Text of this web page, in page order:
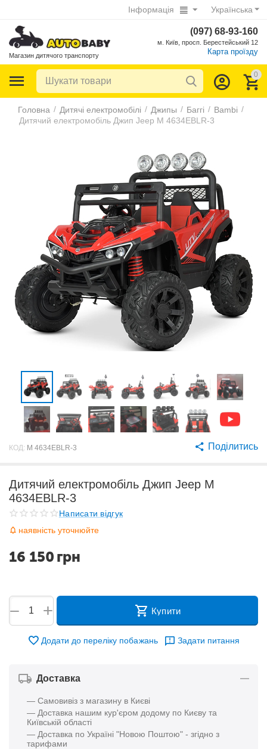
Українська
Інформація
Магазин дитячого транспорту
(097) 68-93-160
м. Київ, просп. Берестейський 12
Карта проїзду
0
Головна / Дитячі електромобілі / Джипы / Баггі / Bambi /
Дитячий електромобіль Джип Jeep M 4634EBLR-3
КОД: M 4634EBLR-3 Поділитись
Дитячий електромобіль Джип Jeep M
4634EBLR-3
Написати відгук
наявність уточнюйте
16 150 грн
+
− Купити
Додати до переліку побажань Задати питання
Доставка
— Самовивіз з магазину в Києві
— Доставка нашим кур'єром додому по Києву та
Київській області
— Доставка по Україні "Новою Поштою" - згідно з
тарифами